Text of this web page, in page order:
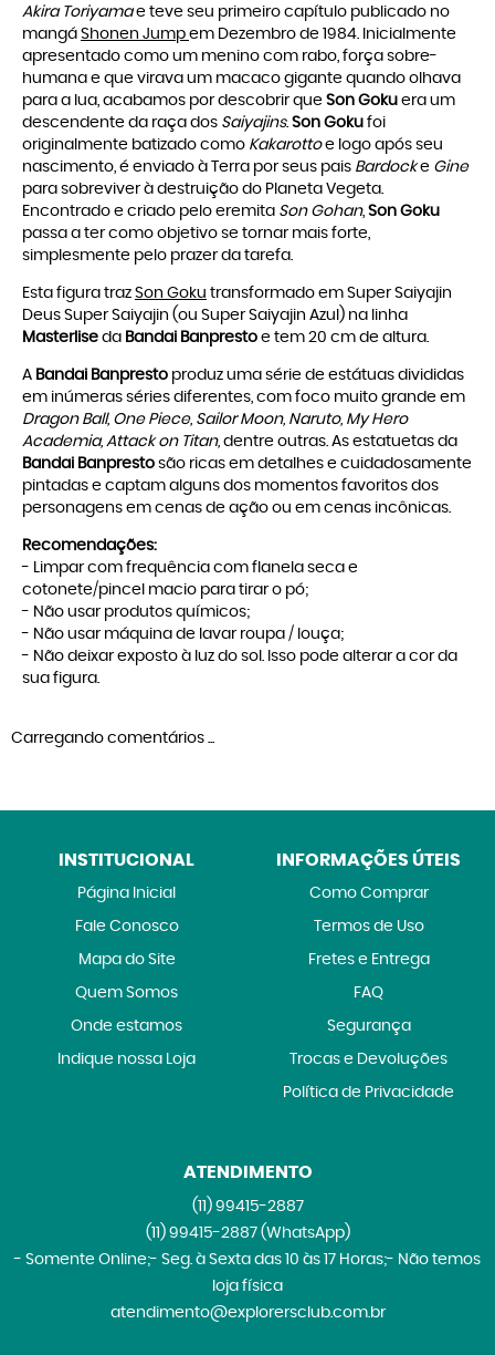
Akira Toriyamae teve seu primeiro capítulo publicado no
mangá Shonen Jump em Dezembro de 1984. Inicialmente
apresentado como um menino com rabo, força sobre-
humana e que virava um macaco gigante quando olhava
para a lua, acabamos por descobrir que Son Goku era um
descendente da raça dos Saiyajins. Son Goku foi
originalmente batizado como Kakarottoe logo após seu
nascimento, é enviado à Terra por seus pais Bardocke Gine
para sobreviver à destruição do Planeta Vegeta.
Encontrado e criado pelo eremita Son Gohan, Son Goku
passa a ter como objetivo se tornar mais forte,
simplesmente pelo prazer da tarefa.
Esta figura traz Son Goku transformado em Super Saiyajin
Deus Super Saiyajin (ou Super Saiyajin Azul) na linha
Masterlise da Bandai Banpresto e tem 20 cm de altura.
A Bandai Banpresto produz uma série de estátuas divididas
em inúmeras séries diferentes, com foco muito grande em
Dragon Ball, One Piece, Sailor Moon, Naruto, My Hero
Academia, Attack on Titan, dentre outras. As estatuetas da
Bandai Banpresto são ricas em detalhes e cuidadosamente
pintadas e captam alguns dos momentos favoritos dos
personagens em cenas de ação ou em cenas incônicas.
Recomendações:
- Limpar com frequência com flanela seca e
cotonete/pincel macio para tirar o pó;
- Não usar produtos químicos;
- Não usar máquina de lavar roupa / louça;
- Não deixar exposto à luz do sol. Isso pode alterar a cor da
sua figura.
Carregando comentários ...
INSTITUCIONAL
Página Inicial
Fale Conosco
Mapa do Site
Quem Somos
Onde estamos
Indique nossa Loja
INFORMAÇÕES ÚTEIS
Como Comprar
Termos de Uso
Fretes e Entrega
FAQ
Segurança
Trocas e Devoluções
Política de Privacidade
ATENDIMENTO
(11)99415-2887
(11)99415-2887 (WhatsApp)
- Somente Online;- Seg. à Sexta das 10 às 17 Horas;- Não temos
loja física
atendimento@explorersclub.com.br